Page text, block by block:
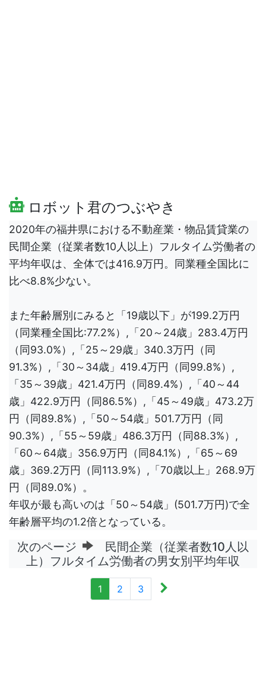
ロボット君のつぶやき
2020年の福井県における不動産業・物品賃貸業の
民間企業（従業者数10人以上）フルタイム労働者の
平均年収は、全体では416.9万円。同業種全国比に
比べ8.8%少ない。
また年齢層別にみると「19歳以下」が199.2万円
（同業種全国比:77.2%）,「20～24歳」283.4万円
（同93.0%）,「25～29歳」340.3万円（同
91.3%）,「30～34歳」419.4万円（同99.8%）,
「35～39歳」421.4万円（同89.4%）,「40～44
歳」422.9万円（同86.5%）,「45～49歳」473.2万
円（同89.8%）,「50～54歳」501.7万円（同
90.3%）,「55～59歳」486.3万円（同88.3%）,
「60～64歳」356.9万円（同84.1%）,「65～69
歳」369.2万円（同113.9%）,「70歳以上」268.9万
円（同89.0%）。
年収が最も高いのは「50～54歳」(501.7万円)で全
年齢層平均の1.2倍となっている。
次のページ
民間企業（従業者数10人以
上）フルタイム労働者の男女別平均年収
1 2 3